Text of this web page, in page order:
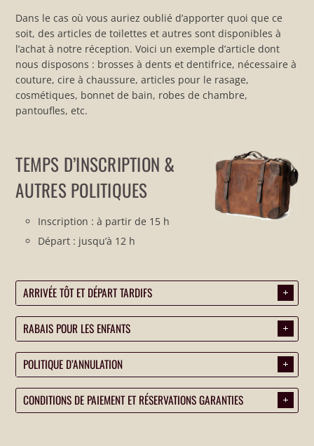
Dans le cas où vous auriez oublié d’apporter quoi que ce
soit, des articles de toilettes et autres sont disponibles à
l’achat à notre réception. Voici un exemple d’article dont
nous disposons : brosses à dents et dentifrice, nécessaire à
couture, cire à chaussure, articles pour le rasage,
cosmétiques, bonnet de bain, robes de chambre,
pantoufles, etc.
TEMPS D’INSCRIPTION &
AUTRES POLITIQUES
Inscription : à partir de 15 h
Départ : jusqu’à 12 h
ARRIVÉE TÔT ET DÉPART TARDIFS .
RABAIS POUR LES ENFANTS .
POLITIQUE D’ANNULATION .
CONDITIONS DE PAIEMENT ET RÉSERVATIONS GARANTIES .